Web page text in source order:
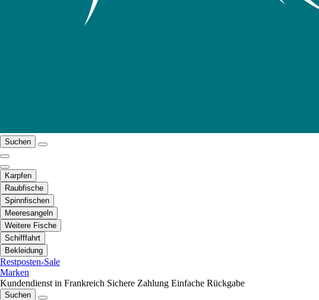
Suchen
Karpfen
Raubfische
Spinnfischen
Meeresangeln
Weitere Fische
Schifffahrt
Bekleidung
Restposten-Sale
Marken
Kundendienst in Frankreich Sichere Zahlung Einfache Rückgabe
Suchen